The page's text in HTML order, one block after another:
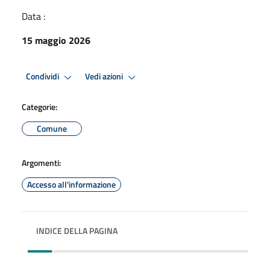
Data :
15 maggio 2026
Condividi Vedi azioni
Categorie:
Comune
Argomenti:
Accesso all'informazione
INDICE DELLA PAGINA